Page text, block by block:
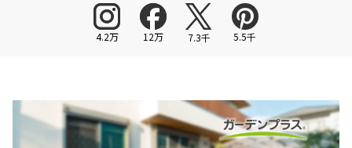
4.2万 12万 7.3千 5.5千